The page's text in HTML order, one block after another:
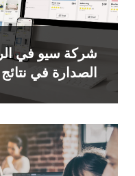
شركة سيو في
الصدارة في